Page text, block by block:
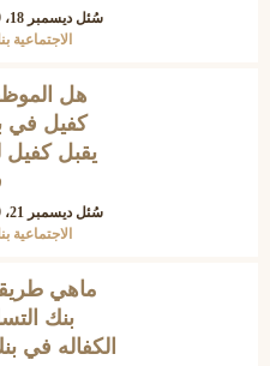
سُئل ديسمبر 18، 2019
الاجتماعية
هل
كفيل في
يقبل
سُئل ديسمبر 21، 2019
الاجتماعية
ماهي
بنك
الكفاله في بنك